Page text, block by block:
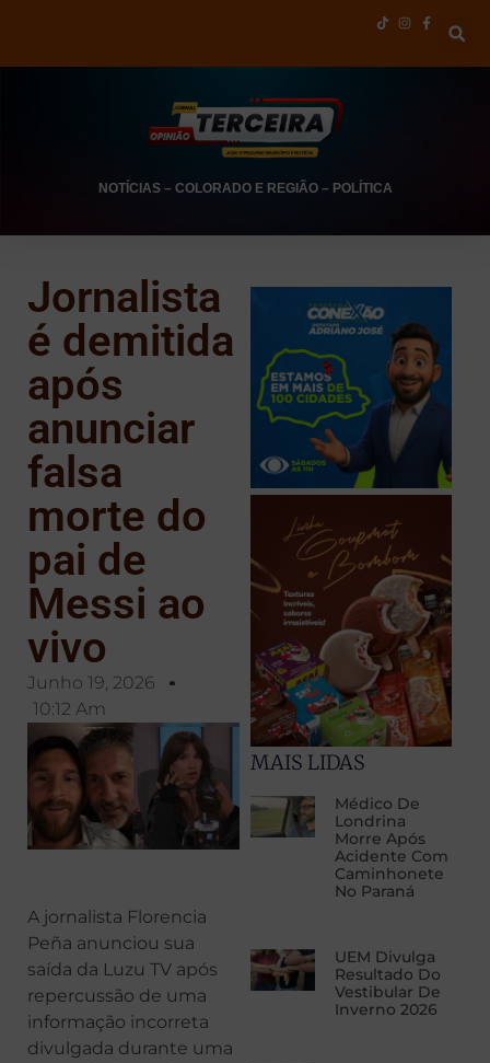
NOTÍCIAS– COLORADO E REGIÃO– POLÍTICA
Jornalista
é demitida
após
anunciar
falsa
morte do
pai de
Messi ao
vivo
Junho 19, 2026
10:12 Am
A jornalista Florencia
Peña anunciou sua
saída da Luzu TV após
repercussão de uma
informação incorreta
divulgada durante uma
MAIS LIDAS
Médico De
Londrina
Morre Após
Acidente Com
Caminhonete
No Paraná
UEM Divulga
Resultado Do
Vestibular De
Inverno 2026